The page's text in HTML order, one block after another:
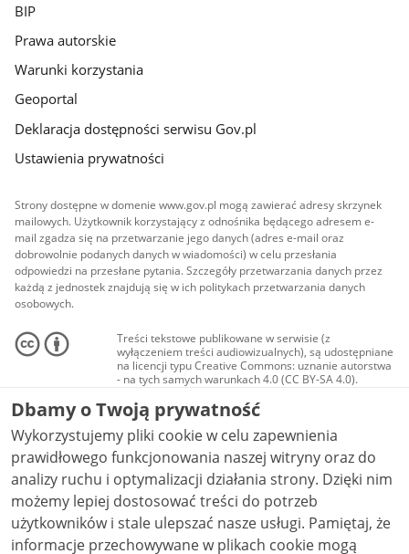
BIP
Prawa autorskie
Warunki korzystania
Geoportal
Deklaracja dostępności serwisu Gov.pl
Ustawienia prywatności
Strony dostępne w domenie www.gov.pl mogą zawierać adresy skrzynek
mailowych. Użytkownik korzystający z odnośnika będącego adresem e-
mail zgadza się na przetwarzanie jego danych (adres e-mail oraz
dobrowolnie podanych danych w wiadomości) w celu przesłania
odpowiedzi na przesłane pytania. Szczegóły przetwarzania danych przez
każdą z jednostek znajdują się w ich politykach przetwarzania danych
osobowych.
Treści tekstowe publikowane w serwisie (z
wyłączeniem treści audiowizualnych), są udostępniane
na licencji typu Creative Commons: uznanie autorstwa
- na tych samych warunkach 4.0 (CC BY-SA 4.0).
Materiały audiowizualne, w tym zdjęcia, materiały
audio i wideo, są udostępniane na licencji typu
Creative Commons: uznanie autorstwa użycie
niekomercyjne - bez utworów zależnych 4.0 (CC BY-
NC-ND 4.0), o ile nie jest to stwierdzone inaczej.
Dbamy o Twoją prywatność
Wykorzystujemy pliki cookie w celu zapewnienia
prawidłowego funkcjonowania naszej witryny oraz do
analizy ruchu i optymalizacji działania strony. Dzięki nim
możemy lepiej dostosować treści do potrzeb
użytkowników i stale ulepszać nasze usługi. Pamiętaj, że
informacje przechowywane w plikach cookie mogą